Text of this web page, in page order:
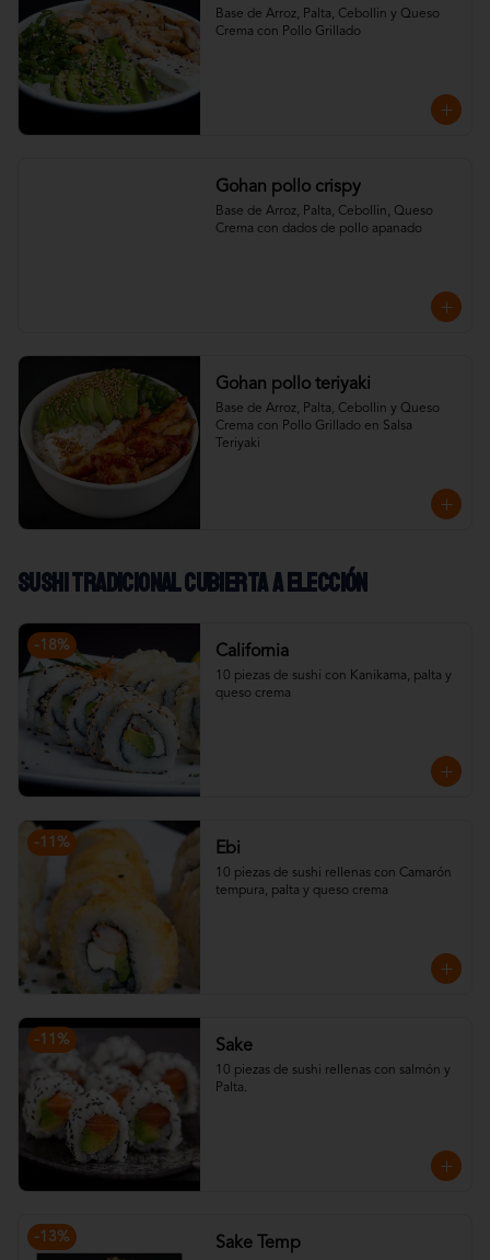
Base de Arroz, Palta, Cebollin y Queso
Crema con Pollo Grillado
Gohan pollo crispy
Base de Arroz, Palta, Cebollin, Queso
Crema con dados de pollo apanado
Gohan pollo teriyaki
Base de Arroz, Palta, Cebollin y Queso
Crema con Pollo Grillado en Salsa
Teriyaki
Sushi Tradicional cubierta a elección
-18% California
10 piezas de sushi con Kanikama, palta y
queso crema
-11 % Ebi
10 piezas de sushi rellenas con Camarón
tempura, palta y queso crema
-11 % Sake
10 piezas de sushi rellenas con salmón y
Palta.
-13% Sake Temp